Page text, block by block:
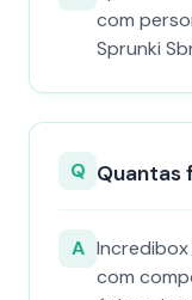
com
Sprunki
Q Quantas
A Incredibox
com